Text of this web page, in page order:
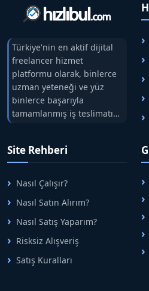
Türkiye'nin en aktif dijital
freelancer hizmet
platformu olarak, binlerce
uzman yeteneği ve yüz
binlerce başarıyla
tamamlanmış iş teslimatını
tek çatıda buluşturuyoruz.
arasındaki süreci risksiz
alışveriş sistemi ile koruyan
ticaretin güvenli
adreslerinden birisidir.
Site Rehberi
Nasıl Çalışır?
Nasıl Satın Alırım?
Nasıl Satış Yaparım?
Risksiz Alışveriş
Satış Kuralları